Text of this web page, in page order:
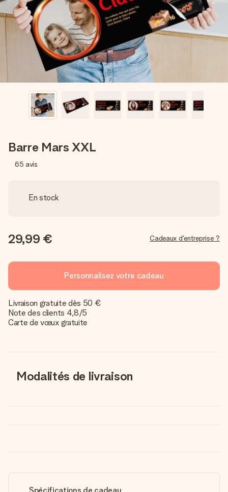
Créez quelque chose d’unique en quelques étapes – avec
son prénom, votre photo ou un message qui touche le cœur.
Sans complications, juste tout l’amour pour le moment idéal.
Barre Mars XXL
65 avis
En stock
29,99 € Cadeaux d'entreprise ?
Personnalisez votre cadeau
Livraison gratuite dès 50 €
Note des clients 4,8/5
Carte de vœux gratuite
Modalités de livraison